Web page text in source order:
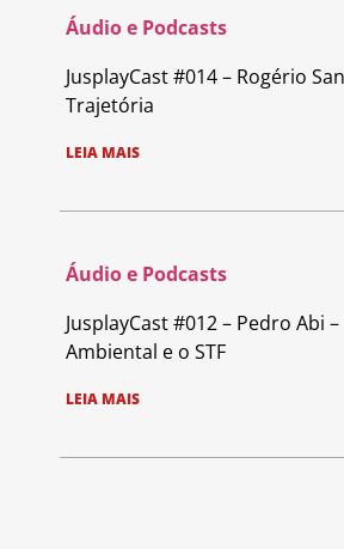
Áudio e Podcasts
JusplayCast #014 – Rogério
Trajetória
LEIA MAIS
Áudio e Podcasts
JusplayCast #012 – Pedro Abi
Ambiental e o STF
LEIA MAIS